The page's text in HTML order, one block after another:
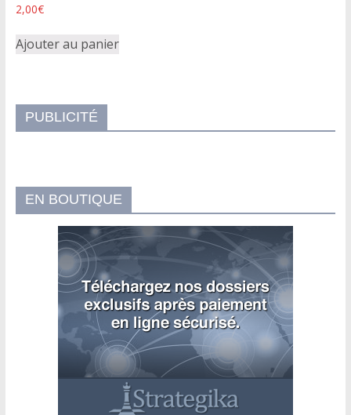
2,00€
Ajouter au panier
PUBLICITÉ
EN BOUTIQUE